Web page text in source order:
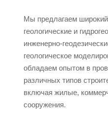
Мы предлагаем широкий
геологические и
инженерно-
геологическое
обладаем опытом в
различных типов
включая жилые,
сооружения.